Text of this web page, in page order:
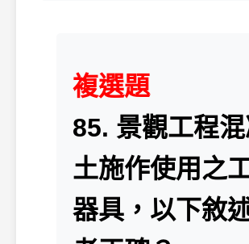
複選題
85. 景觀工程
土施作使用之
器具，以下敘